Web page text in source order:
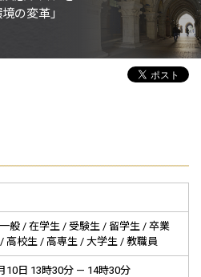
の変革」
般 / 在学生 / 受験生 / 留学生 / 卒業
高校生 / 高専生 / 大学生 / 教職員
10日 13時30分 — 14時30分